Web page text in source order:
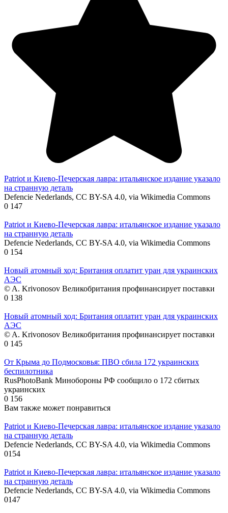
Patriot и Киево-Печерская лавра: итальянское издание указало
на странную деталь
Defencie Nederlands, CC BY-SA 4.0, via Wikimedia Commons
0 147
Patriot и Киево-Печерская лавра: итальянское издание указало
на странную деталь
Defencie Nederlands, CC BY-SA 4.0, via Wikimedia Commons
0 154
Новый атомный ход: Британия оплатит уран для украинских
АЭС
© A. Krivonosov Великобритания профинансирует поставки
0 138
Новый атомный ход: Британия оплатит уран для украинских
АЭС
© A. Krivonosov Великобритания профинансирует поставки
0 145
От Крыма до Подмосковья: ПВО сбила 172 украинских
беспилотника
RusPhotoBank Минобороны РФ сообщило о 172 сбитых
украинских
0 156
Вам также может понравиться
Patriot и Киево-Печерская лавра: итальянское издание указало
на странную деталь
Defencie Nederlands, CC BY-SA 4.0, via Wikimedia Commons
0154
Patriot и Киево-Печерская лавра: итальянское издание указало
на странную деталь
Defencie Nederlands, CC BY-SA 4.0, via Wikimedia Commons
0147